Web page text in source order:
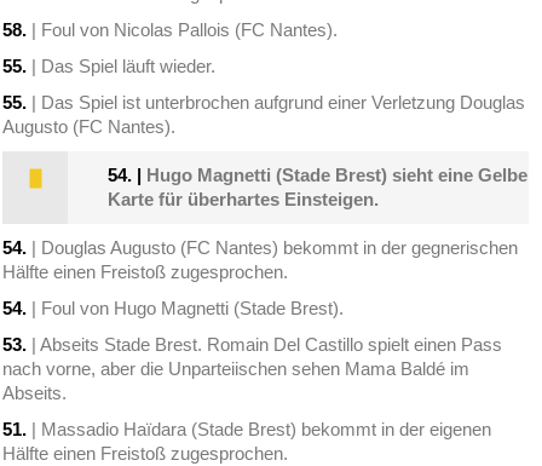
58. | Foul von Nicolas Pallois (FC Nantes).
55. | Das Spiel läuft wieder.
55. | Das Spiel ist unterbrochen aufgrund einer Verletzung Douglas
Augusto (FC Nantes).
54. | Hugo Magnetti (Stade Brest) sieht eine Gelbe
Karte für überhartes Einsteigen.
54. | Douglas Augusto (FC Nantes) bekommt in der gegnerischen
Hälfte einen Freistoß zugesprochen.
54. | Foul von Hugo Magnetti (Stade Brest).
53. | Abseits Stade Brest. Romain Del Castillo spielt einen Pass
nach vorne, aber die Unparteiischen sehen Mama Baldé im
Abseits.
51. | Massadio Haïdara (Stade Brest) bekommt in der eigenen
Hälfte einen Freistoß zugesprochen.